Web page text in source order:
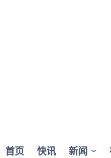
首页 快讯 新闻